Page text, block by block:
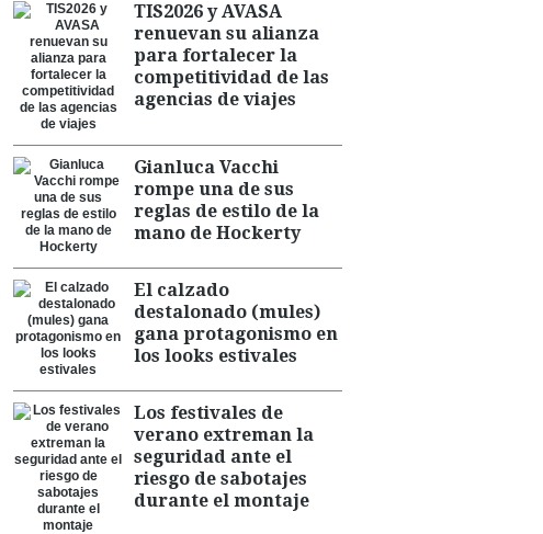
TIS2026 y AVASA
renuevan su alianza
para fortalecer la
competitividad de las
agencias de viajes
Gianluca Vacchi
rompe una de sus
reglas de estilo de la
mano de Hockerty
El calzado
destalonado (mules)
gana protagonismo en
los looks estivales
Los festivales de
verano extreman la
seguridad ante el
riesgo de sabotajes
durante el montaje